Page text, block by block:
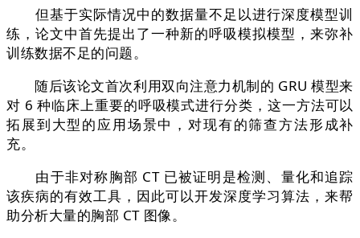
但基于实际情况中的数据量不足以进行深度模型训
练，论文中首先提出了一种新的呼吸模拟模型，来弥补
训练数据不足的问题。
随后该论文首次利用双向注意力机制的 GRU 模型来
对 6 种临床上重要的呼吸模式进行分类，这一方法可以
拓展到大型的应用场景中，对现有的筛查方法形成补
充。
由于非对称胸部 CT 已被证明是检测、量化和追踪
该疾病的有效工具，因此可以开发深度学习算法，来帮
助分析大量的胸部 CT 图像。